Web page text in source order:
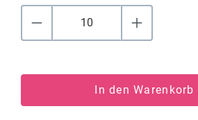
In den Warenkorb